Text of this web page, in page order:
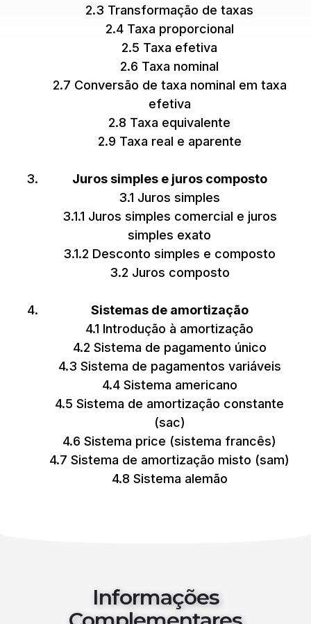
2.3 Transformação de taxas
2.4 Taxa proporcional
2.5 Taxa efetiva
2.6 Taxa nominal
2.7 Conversão de taxa nominal em taxa
efetiva
2.8 Taxa equivalente
2.9 Taxa real e aparente
Juros simples e juros composto
3.1 Juros simples
3.1.1 Juros simples comercial e juros
simples exato
3.1.2 Desconto simples e composto
3.2 Juros composto
Sistemas de amortização
4.1 Introdução à amortização
4.2 Sistema de pagamento único
4.3 Sistema de pagamentos variáveis
4.4 Sistema americano
4.5 Sistema de amortização constante
(sac)
4.6 Sistema price (sistema francês)
4.7 Sistema de amortização misto (sam)
4.8 Sistema alemão
Informações